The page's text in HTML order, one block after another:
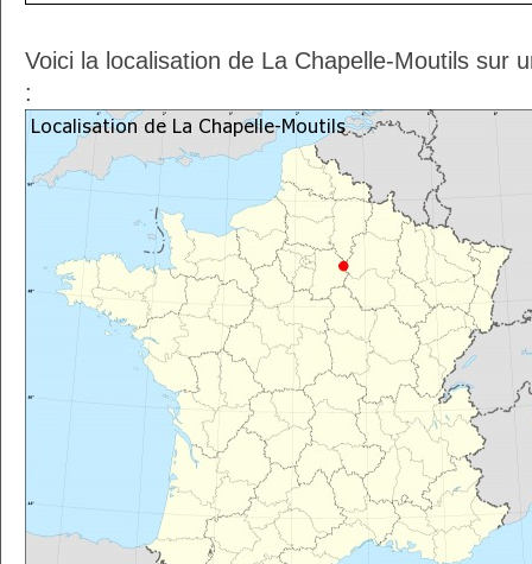
Voici la localisation de La Chapelle-Moutils sur
: